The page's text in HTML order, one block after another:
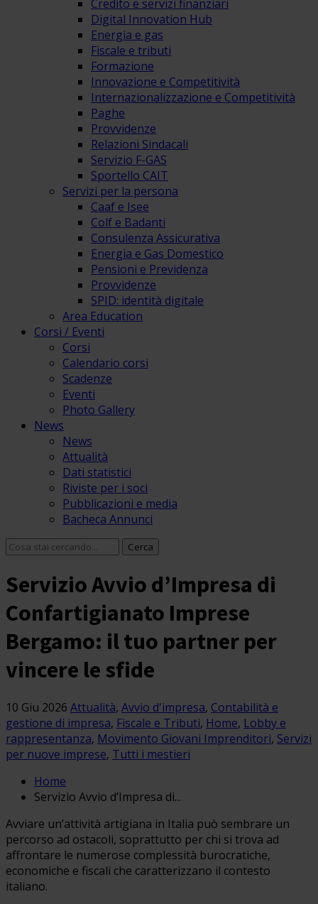
Credito e servizi finanziari
Digital Innovation Hub
Energia e gas
Fiscale e tributi
Formazione
Innovazione e Competitività
Internazionalizzazione e Competitività
Paghe
Provvidenze
Relazioni Sindacali
Servizio F-GAS
Sportello CAIT
Servizi per la persona
Caaf e Isee
Colf e Badanti
Consulenza Assicurativa
Energia e Gas Domestico
Pensioni e Previdenza
Provvidenze
SPID: identità digitale
Area Education
Corsi / Eventi
Corsi
Calendario corsi
Scadenze
Eventi
Photo Gallery
News
News
Attualità
Dati statistici
Riviste per i soci
Pubblicazioni e media
Bacheca Annunci
Servizio Avvio d’Impresa di
Confartigianato Imprese
Bergamo: il tuo partner per
vincere le sfide
10 Giu 2026 Attualità, Avvio d'impresa, Contabilità e
gestione di impresa, Fiscale e Tributi, Home, Lobby e
rappresentanza, Movimento Giovani Imprenditori, Servizi
per nuove imprese, Tutti i mestieri
Home
Servizio Avvio d’Impresa di...
Avviare un’attività artigiana in Italia può sembrare un
percorso ad ostacoli, soprattutto per chi si trova ad
affrontare le numerose complessità burocratiche,
economiche e fiscali che caratterizzano il contesto
italiano.